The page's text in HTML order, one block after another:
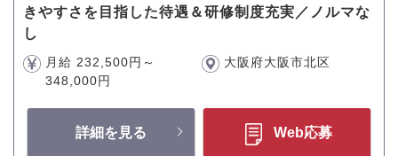
きやすさを目指した待遇＆研修制度充実／ノルマな
し
月給 232,500円～
348,000円
大阪府大阪市北区
詳細を見る Web応募